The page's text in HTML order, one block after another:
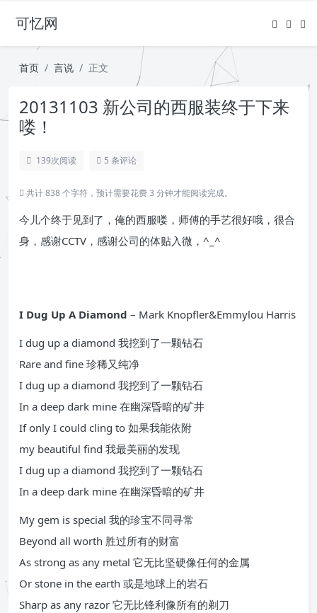
可忆网
首页 言说 正文
20131103 新公司的西服装终于下来
喽！
139次阅读 5 条评论
共计 838 个字符，预计需要花费 3 分钟才能阅读完成。
今儿个终于见到了，俺的西服喽，师傅的手艺很好哦，很合
身，感谢CCTV，感谢公司的体贴入微，^_^
I Dug Up A Diamond – Mark Knopfler&Emmylou Harris
I dug up a diamond 我挖到了一颗钻石
Rare and fine 珍稀又纯净
I dug up a diamond 我挖到了一颗钻石
In a deep dark mine 在幽深昏暗的矿井
If only I could cling to 如果我能依附
my beautiful find 我最美丽的发现
I dug up a diamond 我挖到了一颗钻石
In a deep dark mine 在幽深昏暗的矿井
My gem is special 我的珍宝不同寻常
Beyond all worth 胜过所有的财富
As strong as any metal 它无比坚硬像任何的金属
Or stone in the earth 或是地球上的岩石
Sharp as any razor 它无比锋利像所有的剃刀